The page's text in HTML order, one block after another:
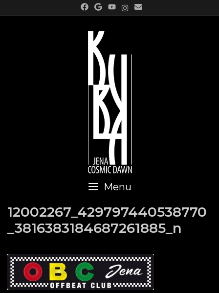
to
Menu
12002267_429797440538770
_3816383184687261885_n